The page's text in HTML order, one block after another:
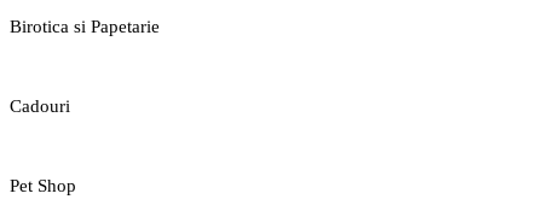
Birotica si Papetarie
Cadouri
Pet Shop